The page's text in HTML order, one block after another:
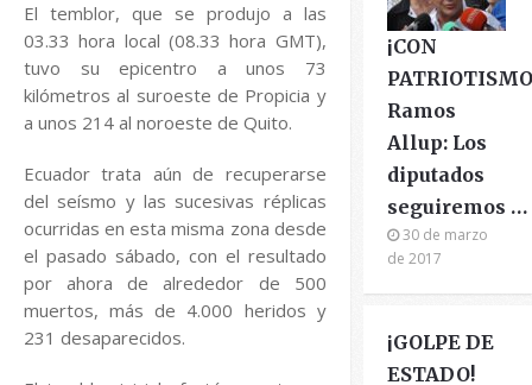
El temblor, que se produjo a las
03.33 hora local (08.33 hora GMT),
tuvo su epicentro a unos 73
kilómetros al suroeste de Propicia y
a unos 214 al noroeste de Quito.
Ecuador trata aún de recuperarse
del seísmo y las sucesivas réplicas
ocurridas en esta misma zona desde
el pasado sábado, con el resultado
por ahora de alrededor de 500
muertos, más de 4.000 heridos y
231 desaparecidos.
¡CON
Ramos
Allup: Los
diputados
seguiremos …
30 de marzo
de 2017
¡GOLPE DE
ESTADO!